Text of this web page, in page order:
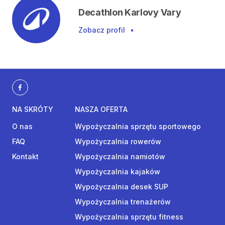
Decathlon Karlovy Vary
Zobacz profil •
NA SKRÓTY
O nas
FAQ
Kontakt
NASZA OFERTA
Wypożyczalnia sprzętu sportowego
Wypożyczalnia rowerów
Wypożyczalnia namiotów
Wypożyczalnia kajaków
Wypożyczalnia desek SUP
Wypożyczalnia trenażerów
Wypożyczalnia sprzętu fitness